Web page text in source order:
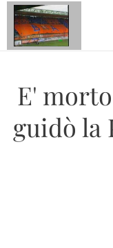
E'
guidò la